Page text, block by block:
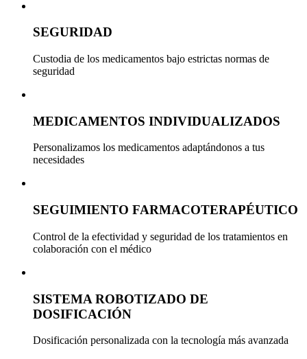
SEGURIDAD
Custodia de los medicamentos bajo estrictas normas de
seguridad
MEDICAMENTOS INDIVIDUALIZADOS
Personalizamos los medicamentos adaptándonos a tus
necesidades
SEGUIMIENTO FARMACOTERAPÉUTICO
Control de la efectividad y seguridad de los tratamientos en
colaboración con el médico
SISTEMA ROBOTIZADO DE
DOSIFICACIÓN
Dosificación personalizada con la tecnología más avanzada